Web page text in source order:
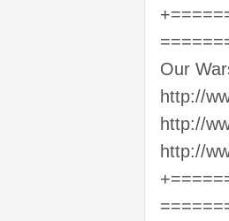
Our
http://
http://
http://